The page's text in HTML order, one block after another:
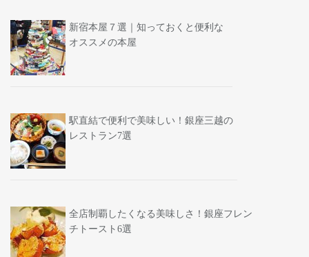
新宿本屋７選｜知っておくと便利な
オススメの本屋
駅直結で便利で美味しい！銀座三越の
レストラン7選
全店制覇したくなる美味しさ！銀座フレン
チトースト6選